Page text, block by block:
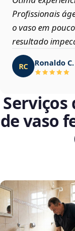
Profissionais
o vaso em
resultado
RC Ronaldo C.
de vaso